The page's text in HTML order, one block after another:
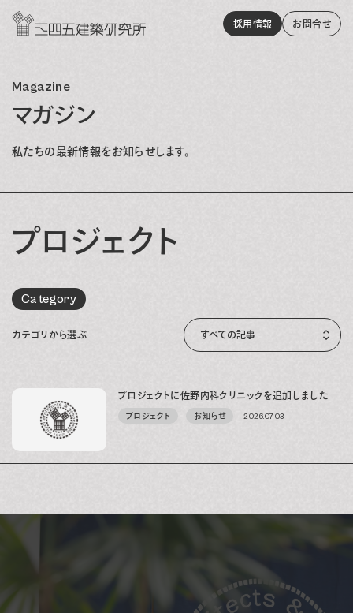
採用情報 お問合せ
Magazine
マガジン
私たちの最新情報をお知らせします。
プロジェクト
Category
カテゴリから選ぶ
プロジェクトに佐野内科クリニックを追加しました
プロジェクト お知らせ 2026.07.03